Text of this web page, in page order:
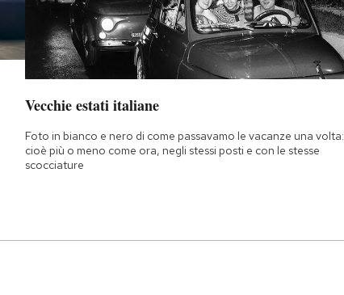
Vecchie estati italiane
Foto in bianco e nero di come passavamo le vacanze una volta:
cioè più o meno come ora, negli stessi posti e con le stesse
scocciature